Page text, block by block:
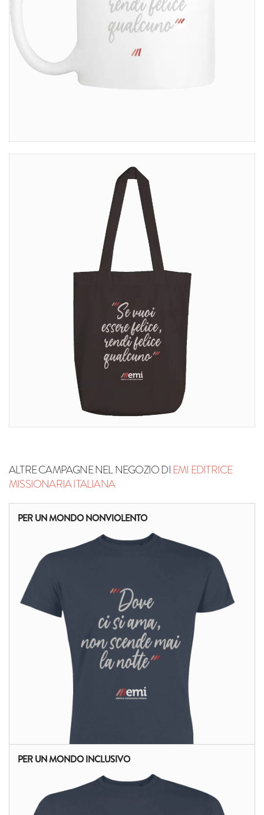
ALTRE CAMPAGNE NEL NEGOZIO DIEMI EDITRICE
MISSIONARIA ITALIANA
PER UN MONDO NONVIOLENTO
ALTRI PRODOTTI:
PER UN MONDO INCLUSIVO